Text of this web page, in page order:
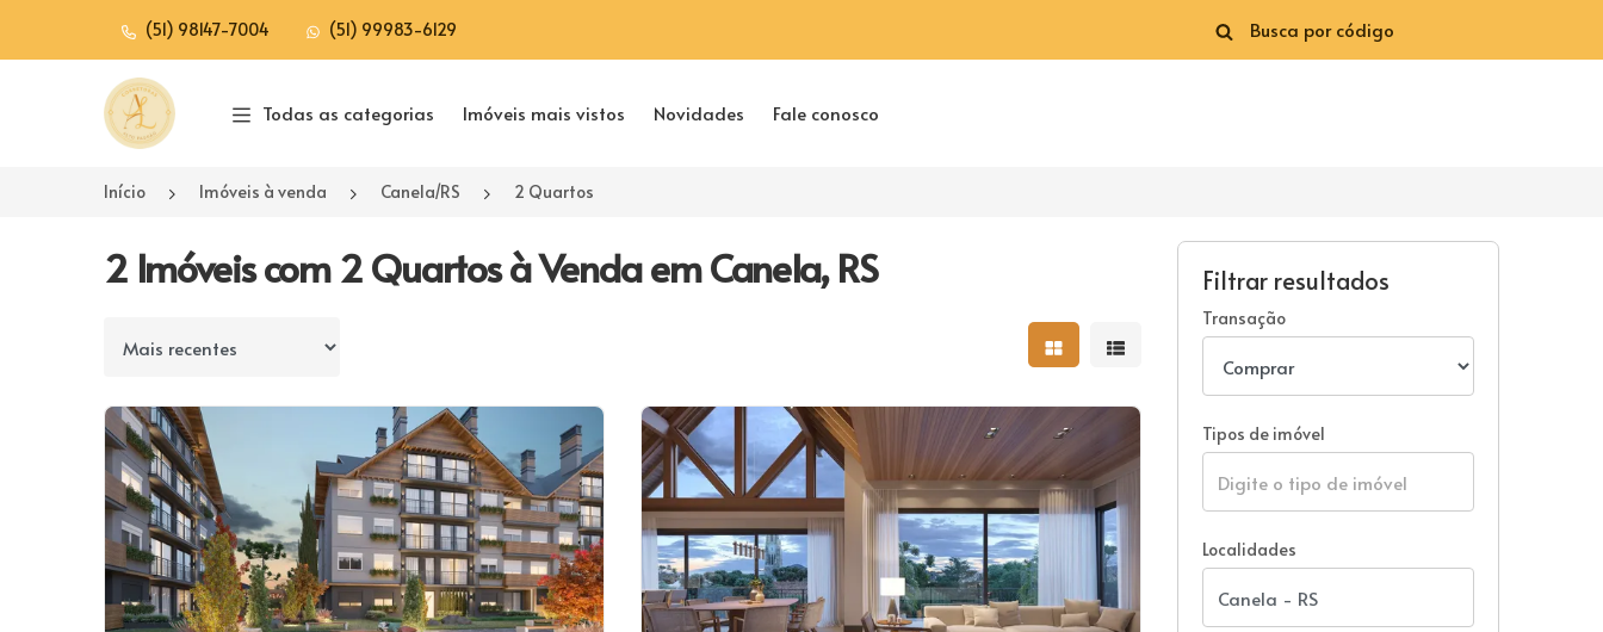
(51) 98147-7004 (51) 99983-6129
Página inicial
Todas as categorias Imóveis mais vistos Novidades Fale conosco
Início Imóveis à venda Canela/RS 2 Quartos
2 Imóveis com 2 Quartos à Venda em Canela, RS
Ordenar por Mostrar resultados em grade
Mostrar resultados em lista
Filtrar resultados
Transação
Tipos de imóvel
Localidades